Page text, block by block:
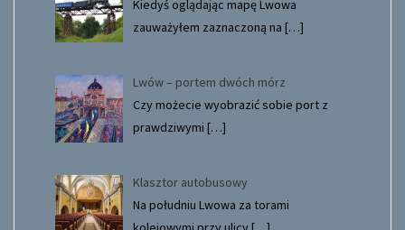
Kiedyś oglądając mapę Lwowa
zauważyłem zaznaczoną na […]
Lwów – portem dwóch mórz
Czy możecie wyobrazić sobie port z
prawdziwymi […]
Klasztor autobusowy
Na południu Lwowa za torami